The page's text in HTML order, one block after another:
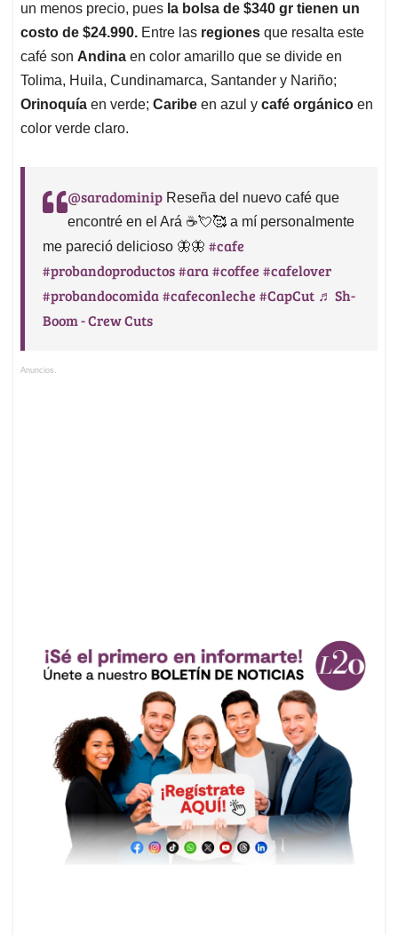
un menos precio, pues la bolsa de $340 gr tienen un
costo de $24.990. Entre las regiones que resalta este
café son Andina en color amarillo que se divide en
Tolima, Huila, Cundinamarca, Santander y Nariño;
Orinoquía en verde; Caribe en azul y café orgánico en
color verde claro.
@saradominip Reseña del nuevo café que
encontré en el Ará ☕️💘🥰 a mí personalmente
me pareció delicioso 🦋🦋 #cafe
#probandoproductos#ara#coffee #cafelover
#probandocomida#cafeconleche #CapCut ♬ Sh-
Boom - Crew Cuts
Anuncios.